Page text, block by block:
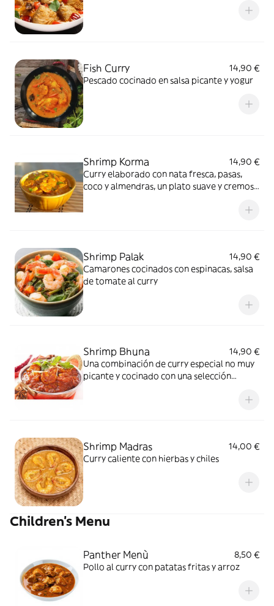
Fish Curry
14,90 €
Pescado cocinado en salsa picante y yogur
Shrimp Korma
14,90 €
Curry elaborado con nata fresca, pasas,
coco y almendras, un plato suave y cremoso
Shrimp Palak
14,90 €
Camarones cocinados con espinacas, salsa
de tomate al curry
Shrimp Bhuna
14,90 €
Una combinación de curry especial no muy
picante y cocinado con una selección
Shrimp Madras
14,00 €
Curry caliente con hierbas y chiles
Children's Menu
Panther Menù
8,50 €
Pollo al curry con patatas fritas y arroz